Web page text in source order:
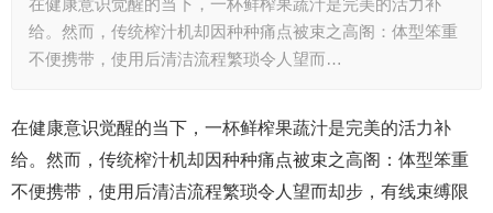
在健康意识觉醒的当下，一杯鲜榨果蔬汁是完美的活力补
给。然而，传统榨汁机却因种种痛点被束之高阁：体型笨重
不便携带，使用后清洁流程繁琐令人望而…
在健康意识觉醒的当下，一杯鲜榨果蔬汁是完美的活力补
给。然而，传统榨汁机却因种种痛点被束之高阁：体型笨重
不便携带，使用后清洁流程繁琐令人望而却步，有线束缚限